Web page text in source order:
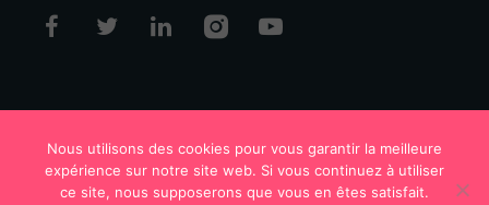
Nous utilisons des cookies pour vous garantir la meilleure
expérience sur notre site web. Si vous continuez à utiliser
ce site, nous supposerons que vous en êtes satisfait.